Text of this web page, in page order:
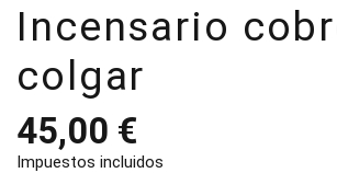
Incensario
colgar
45,00 €
Impuestos incluidos